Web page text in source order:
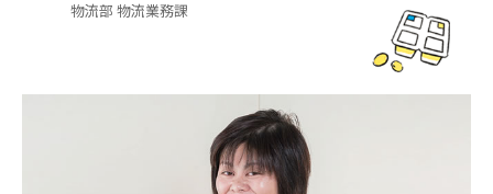
物流部 物流業務課